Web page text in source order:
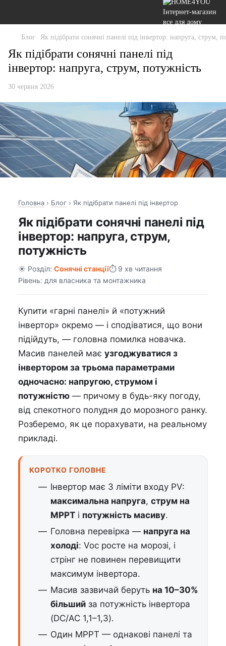
Блог Як підібрати сонячні панелі під інвертор: напруга, струм,
Як підібрати сонячні панелі під
інвертор: напруга, струм, потужність
30 червня 2026
Головна › Блог › Як підібрати панелі під інвертор
Як підібрати сонячні панелі під
інвертор: напруга, струм,
потужність
☀️ Розділ: Сонячні станції⏱️ 9 хв читання
Рівень: для власника та монтажника
Купити «гарні панелі» й «потужний
інвертор» окремо — і сподіватися, що вони
підійдуть, — головна помилка новачка.
Масив панелей має узгоджуватися з
інвертором за трьома параметрами
одночасно: напругою, струмом і
потужністю — причому в будь-яку погоду,
від спекотного полудня до морозного ранку.
Розберемо, як це порахувати, на реальному
прикладі.
КОРОТКО ГОЛОВНЕ
Інвертор має 3 ліміти входу PV:
максимальна напруга, струм на
MPPT і потужність масиву.
Головна перевірка — напруга на
холоді: Voc росте на морозі, і
стрінг не повинен перевищити
максимум інвертора.
Масив зазвичай беруть на 10–30%
більший за потужність інвертора
(DC/AC 1,1–1,3).
Один MPPT — однакові панелі та